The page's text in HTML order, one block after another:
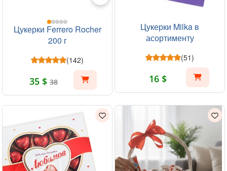
Цукерки Ferrero Rocher
200 г
(142)
35 $ 38
Цукерки Milka в
асортименту
(51)
16 $